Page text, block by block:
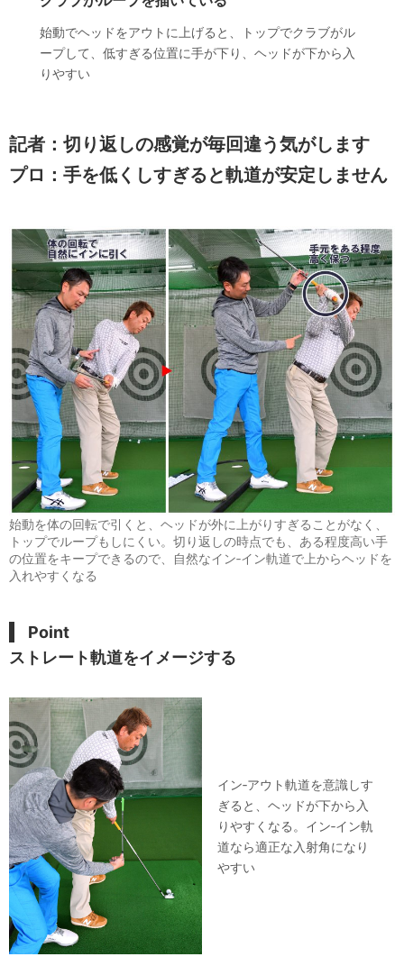
始動でヘッドをアウトに上げると、トップでクラブがル
ープして、低すぎる位置に手が下り、ヘッドが下から入
りやすい
記者：切り返しの感覚が毎回違う気がします
プロ：手を低くしすぎると軌道が安定しません
始動を体の回転で引くと、ヘッドが外に上がりすぎることがなく、
トップでループもしにくい。切り返しの時点でも、ある程度高い手
の位置をキープできるので、自然なイン‐イン軌道で上からヘッドを
入れやすくなる
Point
ストレート軌道をイメージする
イン‐アウト軌道を意識しす
ぎると、ヘッドが下から入
りやすくなる。イン‐イン軌
道なら適正な入射角になり
やすい